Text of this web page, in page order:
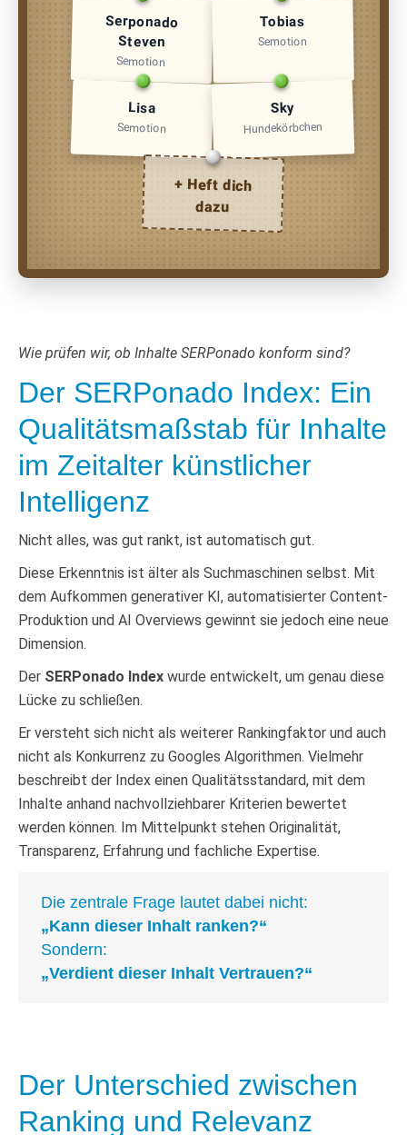
Serponado
Steven
Semotion
Tobias
Semotion
Lisa
Semotion
Sky
Hundekörbchen
+ Heft dich
dazu
Wie prüfen wir, ob Inhalte SERPonado konform sind?
Der SERPonado Index: Ein
Qualitätsmaßstab für Inhalte
im Zeitalter künstlicher
Intelligenz
Nicht alles, was gut rankt, ist automatisch gut.
Diese Erkenntnis ist älter als Suchmaschinen selbst. Mit
dem Aufkommen generativer KI, automatisierter Content-
Produktion und AI Overviews gewinnt sie jedoch eine neue
Dimension.
Der SERPonado Index wurde entwickelt, um genau diese
Lücke zu schließen.
Er versteht sich nicht als weiterer Rankingfaktor und auch
nicht als Konkurrenz zu Googles Algorithmen. Vielmehr
beschreibt der Index einen Qualitätsstandard, mit dem
Inhalte anhand nachvollziehbarer Kriterien bewertet
werden können. Im Mittelpunkt stehen Originalität,
Transparenz, Erfahrung und fachliche Expertise.
Die zentrale Frage lautet dabei nicht:
„Kann dieser Inhalt ranken?“
Sondern:
„Verdient dieser Inhalt Vertrauen?“
Der Unterschied zwischen
Ranking und Relevanz